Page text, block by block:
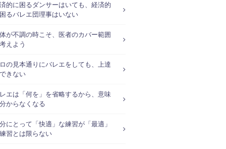
的に困るダンサーはいても、経済的
るバレエ団理事はいない
が不調の時こそ、医者のカバー範囲
えよう
の見本通りにバレエをしても、上達
きない
エは「何を」を省略するから、意味
からなくなる
にとって「快適」な練習が「最適」
習とは限らない